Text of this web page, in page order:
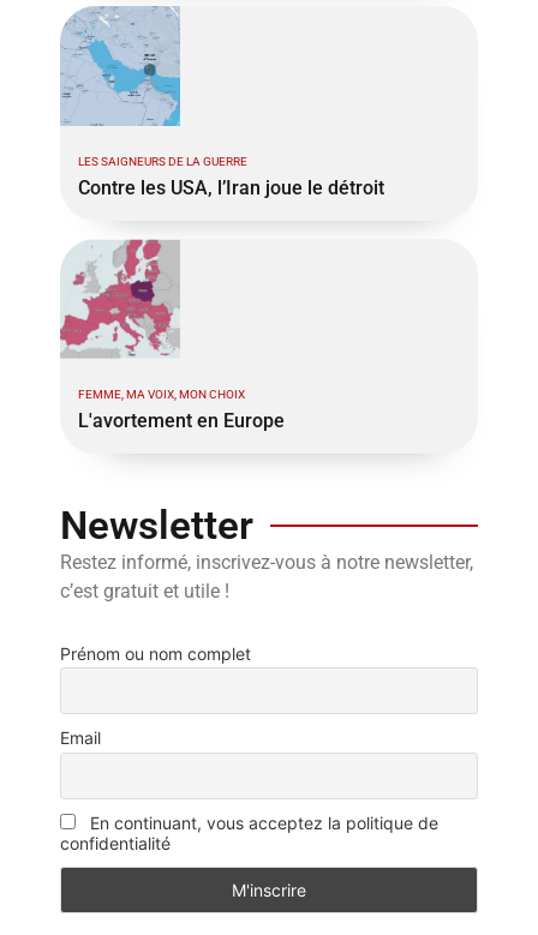
LES SAIGNEURS DE LA GUERRE
Contre les USA, l’Iran joue le détroit
FEMME, MA VOIX, MON CHOIX
L'avortement en Europe
Newsletter
Restez informé, inscrivez-vous à notre newsletter,
c’est gratuit et utile !
Prénom ou nom complet
Email
En continuant, vous acceptez la politique de
confidentialité